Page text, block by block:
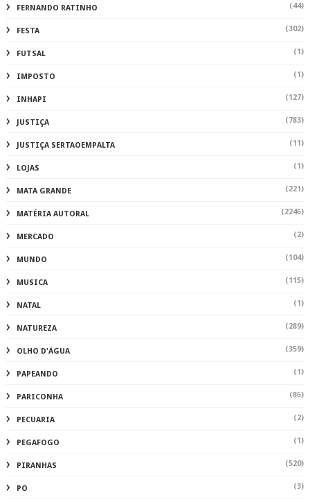
FERNANDO RATINHO (44)
FESTA (302)
FUTSAL (1)
IMPOSTO (1)
INHAPI (127)
JUSTIÇA (783)
JUSTIÇA SERTAOEMPALTA (11)
LOJAS (1)
MATA GRANDE (221)
MATÉRIA AUTORAL (2246)
MERCADO (2)
MUNDO (104)
MUSICA (115)
NATAL (1)
NATUREZA (289)
OLHO D'ÁGUA (359)
PAPEANDO (1)
PARICONHA (86)
PECUARIA (2)
PEGAFOGO (1)
PIRANHAS (520)
PO (3)